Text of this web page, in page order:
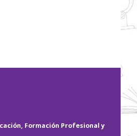
Formación Profesional y